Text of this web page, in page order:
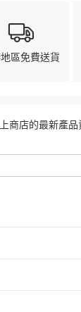
區免費送貨
商店的最新產品